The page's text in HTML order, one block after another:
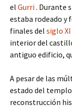
el Gurri. Durante
estaba rodeado y
finales del siglo XI
interior del
antiguo edificio,
A pesar de las
estado del
reconstrucción